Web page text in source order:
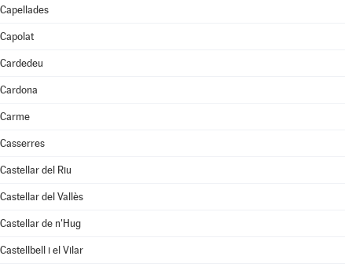
Capellades
Capolat
Cardedeu
Cardona
Carme
Casserres
Castellar del Riu
Castellar del Vallès
Castellar de n'Hug
Castellbell i el Vilar